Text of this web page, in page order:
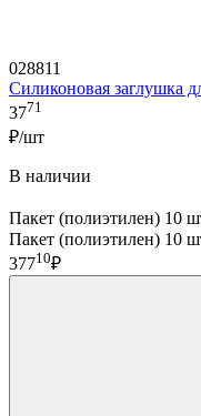
028811
Силиконовая заглушка
3771
₽/шт
В наличии
Пакет (полиэтилен) 10
Пакет (полиэтилен) 10
37710₽